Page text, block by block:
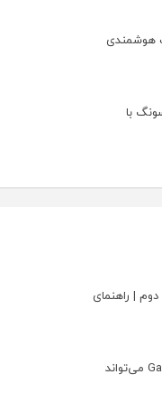
هوشمندی
با
| راهنمای
چگونه گوشی Galaxy S26 Ultra می‌تواند